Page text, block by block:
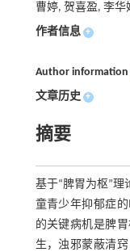
曹婷, 贺喜盈, 李华
作者信息 +
Author information
文章历史 +
摘要
基于“脾胃为枢”理
童青少年抑郁症
的关键病机是脾
生，浊邪蒙蔽清